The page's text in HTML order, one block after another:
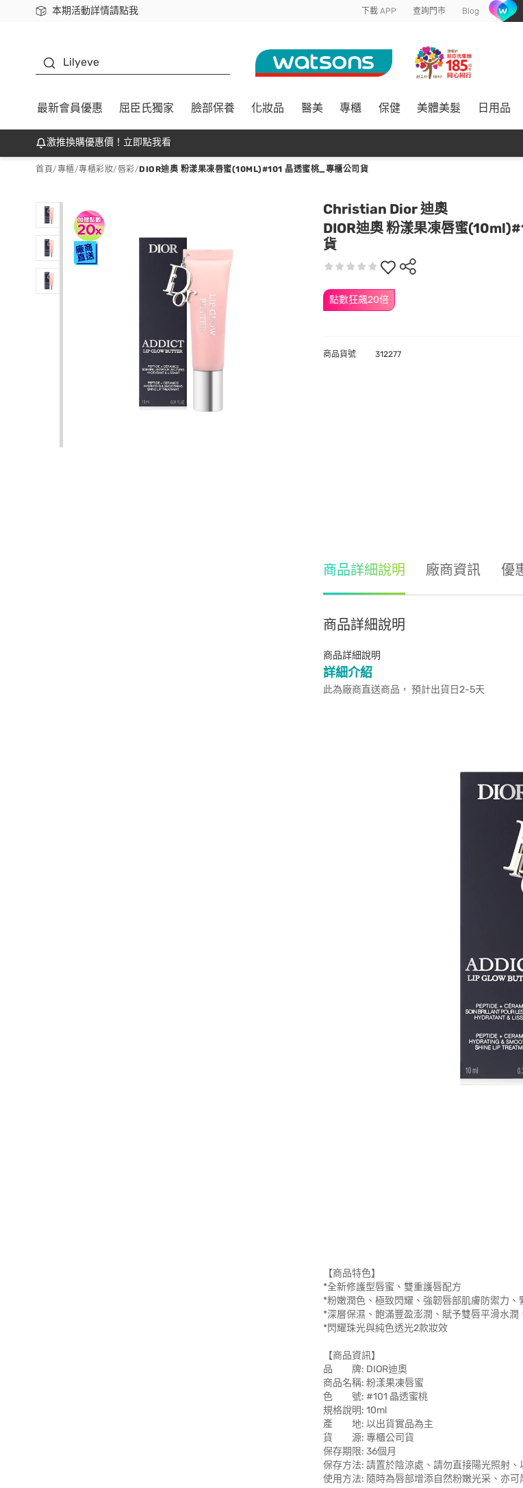
本期活動詳情請點我
下載app最高回饋$350 下載 APP 查詢門市 Blog
Lilyeve
最新會員優惠 屈臣氏獨家 臉部保養 化妝品 醫美 專櫃 保健 美體美髮 日用品
激推換購優惠價！立即點我看
首頁/專櫃/專櫃彩妝/唇彩/DIOR迪奧 粉漾果凍唇蜜(10ML)#101 晶透蜜桃_專櫃公司貨
Christian Dior 迪奧
DIOR迪奧 粉漾果凍唇蜜
貨
點數狂飆20倍
商品貨號 312277
商品詳細說明 廠商資訊 優
商品詳細說明
商品詳細說明
詳細介紹
此為廠商直送商品， 預計出貨日2-5天
【商品特色】
*全新修護型唇蜜、雙重護唇配方
*粉嫩潤色、極致閃耀、強韌唇部肌膚防禦力、
*深層保濕、飽滿豐盈澎潤、賦予雙唇平滑水潤
*閃耀珠光與純色透光2款妝效
【商品資訊】
品 牌: DIOR迪奧
商品名稱: 粉漾果凍唇蜜
色 號: #101 晶透蜜桃
規格說明: 10ml
產 地: 以出貨實品為主
貨 源: 專櫃公司貨
保存期限: 36個月
保存方法: 請置於陰涼處、請勿直接陽光照射、
使用方法: 隨時為唇部增添自然粉嫩光采、亦可